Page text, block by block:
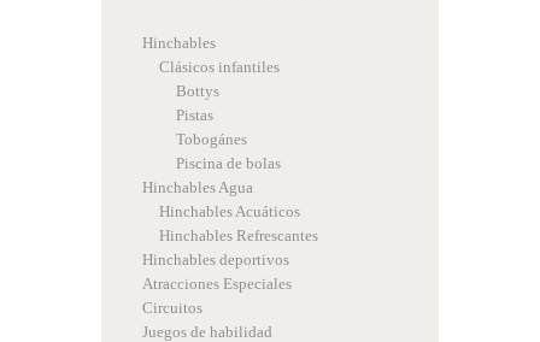
Hinchables
Clásicos infantiles
Bottys
Pistas
Tobogánes
Piscina de bolas
Hinchables Agua
Hinchables Acuáticos
Hinchables Refrescantes
Hinchables deportivos
Atracciones Especiales
Circuitos
Juegos de habilidad